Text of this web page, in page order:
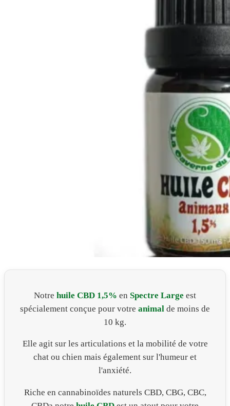
Notre huile CBD 1,5% en Spectre Large est
spécialement conçue pour votre animal de moins de
10 kg.
Elle agit sur les articulations et la mobilité de votre
chat ou chien mais également sur l'humeur et
l'anxiété.
Riche en cannabinoïdes naturels CBD, CBG, CBC,